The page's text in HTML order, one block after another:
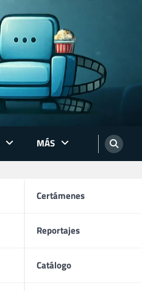
MÁS
Certámenes
Reportajes
Catálogo